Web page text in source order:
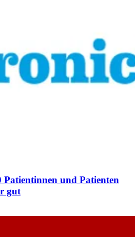
Patientinnen und Patienten
gut